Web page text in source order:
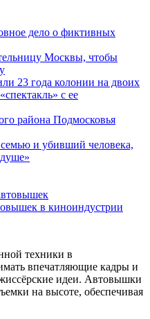
дело о фиктивных
Москвы, чтобы
23 года колонии на двоих
с ее
района Подмосковья
и убивший человека,
в киноиндустрии
техники в
впечатляющие кадры и
идеи. Автовышки
на высоте, обеспечивая